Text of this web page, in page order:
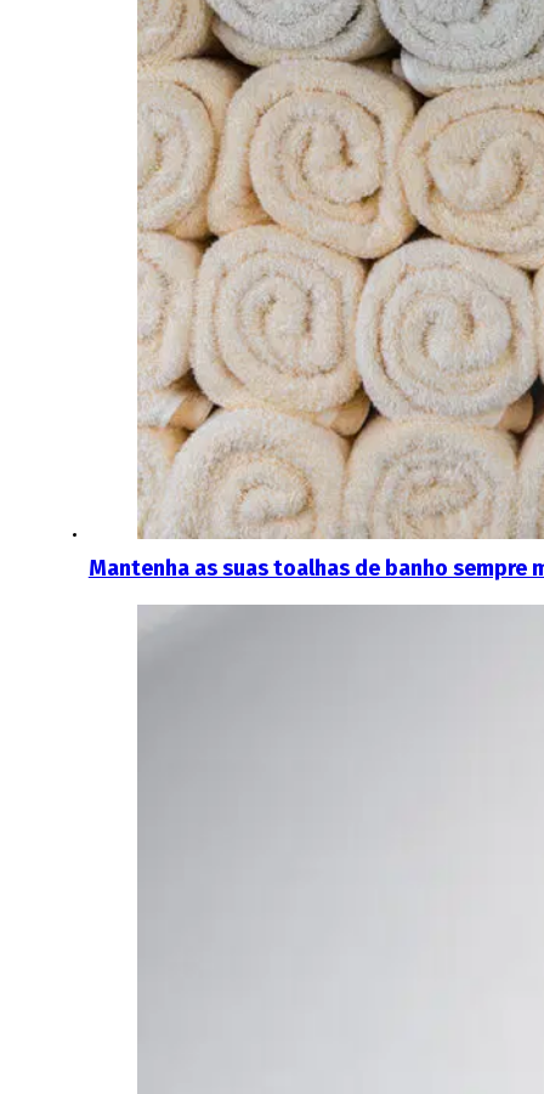
Mantenha as suas toalhas de banho sempre